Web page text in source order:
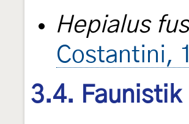
Hepialus
Costantini,
3.4. Faunistik